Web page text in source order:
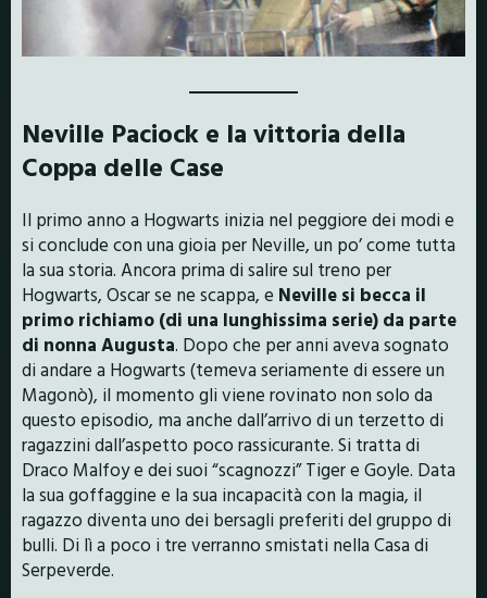
Neville Paciock e la vittoria della
Coppa delle Case
Il primo anno a Hogwarts inizia nel peggiore dei modi e
si conclude con una gioia per Neville, un po’ come tutta
la sua storia. Ancora prima di salire sul treno per
Hogwarts, Oscar se ne scappa, e Neville si becca il
primo richiamo (di una lunghissima serie) da parte
di nonna Augusta. Dopo che per anni aveva sognato
di andare a Hogwarts (temeva seriamente di essere un
Magonò), il momento gli viene rovinato non solo da
questo episodio, ma anche dall’arrivo di un terzetto di
ragazzini dall’aspetto poco rassicurante. Si tratta di
Draco Malfoy e dei suoi “scagnozzi” Tiger e Goyle. Data
la sua goffaggine e la sua incapacità con la magia, il
ragazzo diventa uno dei bersagli preferiti del gruppo di
bulli. Di lì a poco i tre verranno smistati nella Casa di
Serpeverde.